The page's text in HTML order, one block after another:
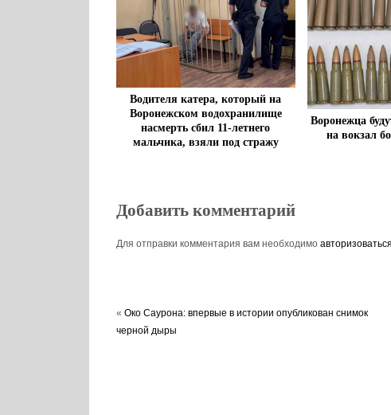
Водителя катера, который на
Воронежском водохранилище
насмерть сбил 11-летнего
мальчика, взяли под стражу
Воронежца
на вокзал
Добавить комментарий
Для отправки комментария вам необходимо авторизоваться
« Око Саурона: впервые в истории опубликован снимок
черной дыры